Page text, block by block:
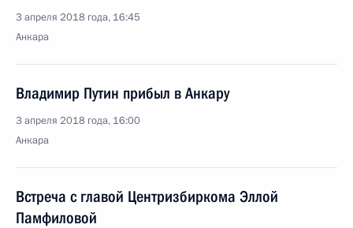
3 апреля 2018 года, 16:45
Анкара
Владимир Путин прибыл в Анкару
3 апреля 2018 года, 16:00
Анкара
Встреча с главой Центризбиркома Эллой
Памфиловой